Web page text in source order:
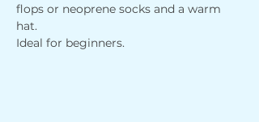
flops or neoprene socks and a warm
hat.
Ideal for beginners.